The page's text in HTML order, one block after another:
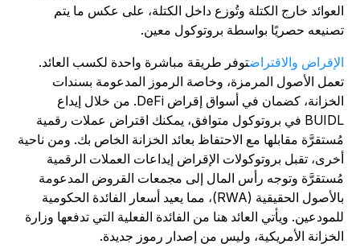
خارج الكتلة وتُوزع داخل الكتلة، على عكس ما يتم
حصريًا بواسطة بروتوكول معين.
والاقتراضتوفر طريقة مباشرة واحدة لكسب العائد.
الأصول المرمزة، وخاصة الرموز المدعومة بسندات
الخزانة، كضمان في أسواق إقراض DeFi. من خلال إيداع
BUIDL في بروتوكول متوافق، يمكنك اقتراض عملات رقمية
مقابلها مع الاحتفاظ بعائد الخزانة الخاص بك. ومن ناحية
تقبل بروتوكولات الإقراض إيداعات العملات الرقمية
وتوجه رأس المال إلى مجمعات القروض المدعومة
بالأصول الحقيقية (RWA)، مما يعيد أسعار الفائدة الحكومية
ويأتي العائد هنا من الفائدة الفعلية التي تدفعها وزارة
الأمريكية، وليس من إصدار رموز جديدة.